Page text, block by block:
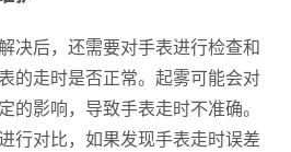
决后，还需要对手表进行检查和
的走时是否正常。起雾可能会对
的影响，导致手表走时不准确。
行对比，如果发现手表走时误差